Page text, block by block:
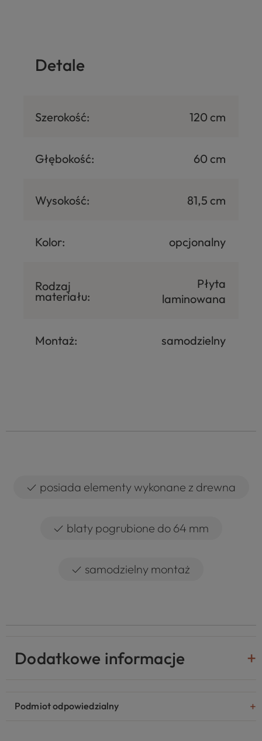
Detale
Szerokość: 120 cm
Głębokość: 60 cm
Wysokość: 81,5 cm
Kolor: opcjonalny
Rodzaj
materiału:
Płyta
laminowana
Montaż: samodzielny
✓ posiada elementy wykonane z drewna
✓ blaty pogrubione do 64 mm
✓ samodzielny montaż
Dodatkowe informacje
Podmiot odpowiedzialny